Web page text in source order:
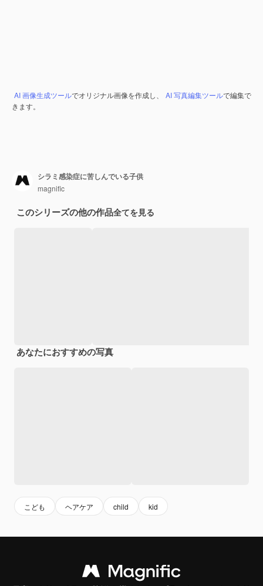
AI 画像生成ツールでオリジナル画像を作成し、 AI 写真編集ツールで編集で
きます。
シラミ感染症に苦しんでいる子供
magnific
このシリーズの他の作品全てを見る
あなたにおすすめの写真
こども ヘアケア child kid